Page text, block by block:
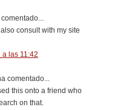
comentado...
consult with my site
las 11:42
comentado...
this onto a friend who
on that.